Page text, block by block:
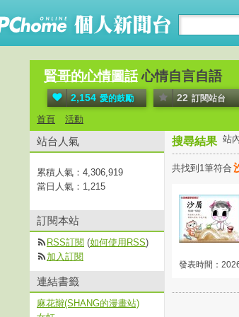
賢哥的心情圖話 心情自言自語
2,154 愛的鼓勵 22 訂閱站台
首頁 活動
搜尋結果 站
共找到1筆符合
發表時間：
站台人氣
累積人氣： 4,306,919
當日人氣： 1,215
訂閱本站
RSS訂閱 (如何使用RSS)
加入訂閱
連結書籤
麻花辮(SHANG的漫畫站)